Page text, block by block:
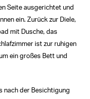
Seite ausgerichtet und
ein. Zurück zur Diele,
mit Dusche, das
ist zur ruhigen
ein großes Bett und
nach der Besichtigung